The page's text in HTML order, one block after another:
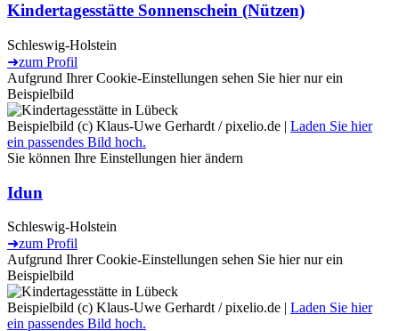
Kindertagesstätte Sonnenschein (Nützen)
Schleswig-Holstein
➜zum Profil
Aufgrund Ihrer Cookie-Einstellungen sehen Sie hier nur ein
Beispielbild
Beispielbild (c) Klaus-Uwe Gerhardt / pixelio.de | Laden Sie hier
ein passendes Bild hoch.
Sie können Ihre Einstellungen hierändern
Idun
Schleswig-Holstein
➜zum Profil
Aufgrund Ihrer Cookie-Einstellungen sehen Sie hier nur ein
Beispielbild
Beispielbild (c) Klaus-Uwe Gerhardt / pixelio.de | Laden Sie hier
ein passendes Bild hoch.